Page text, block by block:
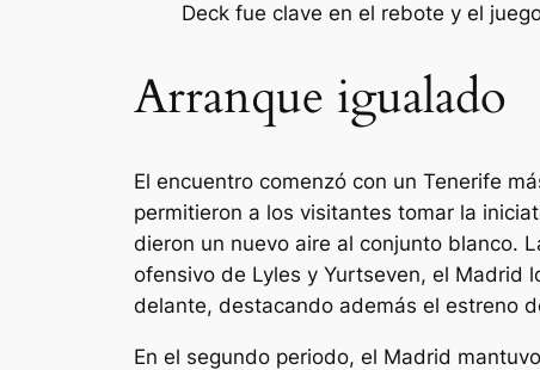
Deck fue clave en el rebote y el
Arranque igualado
El encuentro comenzó con un Tenerife
permitieron a los visitantes tomar la
dieron un nuevo aire al conjunto blanco.
ofensivo de Lyles y Yurtseven, el Madrid
delante, destacando además el estreno
En el segundo periodo, el Madrid